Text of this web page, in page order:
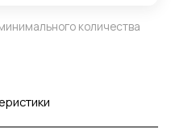
количества